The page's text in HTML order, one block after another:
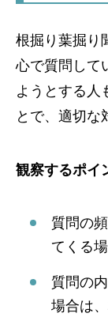
根掘り葉掘り
心で質問して
ようとする人
とで、適切な
観察するポイ
質問の
てくる
質問の
場合は